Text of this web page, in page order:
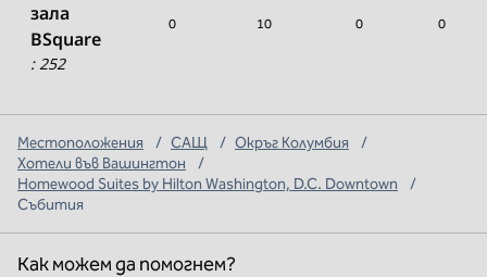
зала
BSquare
: 252
0 10 0 0
Местоположения / САЩ / Окръг Колумбия
/
Хотели във Вашингтон
/
Homewood Suites by Hilton Washington, D.C. Downtown
/
Събития
Как можем да помогнем?